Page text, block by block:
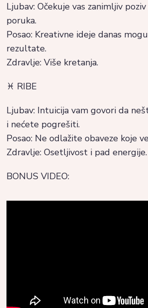
Ljubav: Očekuje vas zanimljiv
poruka.
Posao: Kreativne ideje danas
rezultate.
Zdravlje: Više kretanja.
♓ RIBE
Ljubav: Intuicija vam govori da
i nećete pogrešiti.
Posao: Ne odlažite obaveze koje
Zdravlje: Osetljivost i pad energije.
BONUS VIDEO: